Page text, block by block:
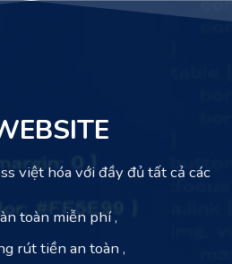
việt hóa với đầy đủ tất cả các
toàn miễn phí ,
rút tiền an toàn ,